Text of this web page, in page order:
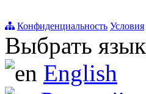
Конфиденциальность Условия
Выбрать язык
English